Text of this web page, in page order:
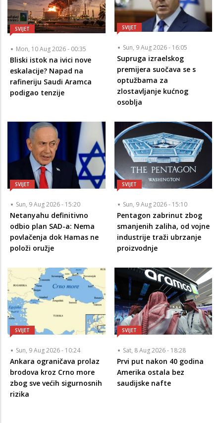
SVIJET
Mon, 10 Aug 2026 - 00:35
Bliski istok na ivici nove
eskalacije? Napad na
rafineriju Saudi Aramca
podigao tenzije
SVIJET
Sun, 9 Aug 2026 - 16:05
Supruga izraelskog
premijera suočava se s
optužbama za
zlostavljanje kućnog
osoblja
SVIJET
Sun, 9 Aug 2026 - 15:20
Netanyahu definitivno
odbio plan SAD-a: Nema
povlačenja dok Hamas ne
položi oružje
SVIJET
Sun, 9 Aug 2026 - 15:10
Pentagon zabrinut zbog
smanjenih zaliha, od vojne
industrije traži ubrzanje
proizvodnje
SVIJET
Sun, 9 Aug 2026 - 10:24
Ankara ograničava prolaz
brodova kroz Crno more
zbog sve većih sigurnosnih
rizika
SVIJET
Sat, 8 Aug 2026 - 18:28
Prvi put nakon 40 godina
Amerika ostala bez
saudijske nafte